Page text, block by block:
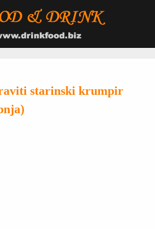
starinski krumpir